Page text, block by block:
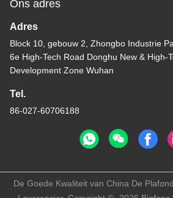
Ons adres
Adres
Block 10, gebouw 2, Zhongbo Industrie
6e High-Tech Road Donghu New & High-
Development Zone Wuhan
Tel.
86-027-60706188
De Goede Kwaliteit van China De